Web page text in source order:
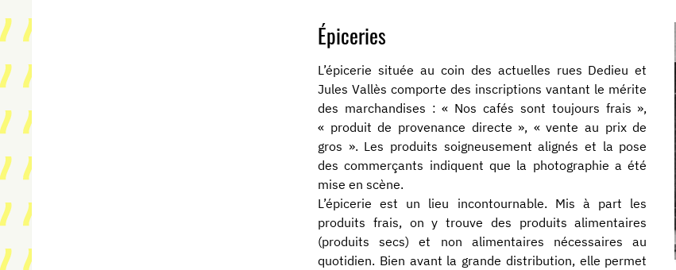
Épiceries
L’épicerie située au coin des actuelles rues Dedieu et
Jules Vallès comporte des inscriptions vantant le mérite
des marchandises : « Nos cafés sont toujours frais »,
« produit de provenance directe », « vente au prix de
gros ». Les produits soigneusement alignés et la pose
des commerçants indiquent que la photographie a été
mise en scène.
L’épicerie est un lieu incontournable. Mis à part les
produits frais, on y trouve des produits alimentaires
(produits secs) et non alimentaires nécessaires au
quotidien. Bien avant la grande distribution, elle permet